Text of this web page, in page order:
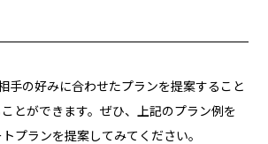
手の好みに合わせたプランを提案すること
とができます。ぜひ、上記のプラン例を
プランを提案してみてください。